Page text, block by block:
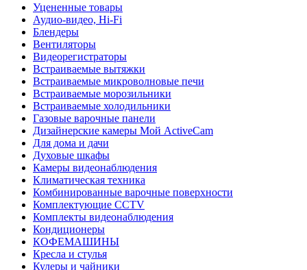
Уцененные товары
Аудио-видео, Hi-Fi
Блендеры
Вентиляторы
Видеорегистраторы
Встраиваемые вытяжки
Встраиваемые микроволновые печи
Встраиваемые морозильники
Встраиваемые холодильники
Газовые варочные панели
Дизайнерские камеры Мой ActiveCam
Для дома и дачи
Духовые шкафы
Камеры видеонаблюдения
Климатическая техника
Комбинированные варочные поверхности
Комплектующие CCTV
Комплекты видеонаблюдения
Кондиционеры
КОФЕМАШИНЫ
Кресла и стулья
Кулеры и чайники